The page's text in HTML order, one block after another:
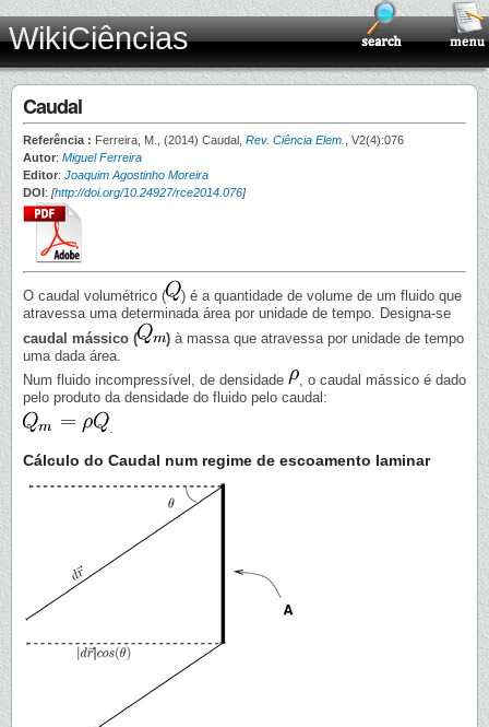
WikiCiências
Caudal
Referência : Ferreira, M., (2014) Caudal, Rev. Ciência Elem.
, V2(4):076
Autor: Miguel Ferreira
Editor: Joaquim Agostinho Moreira
DOI: [http://doi.org/10.24927/rce2014.076]
O caudal volumétrico (
) é a quantidade de volume de um fluido que
atravessa uma determinada área por unidade de tempo. Designa-se
caudal mássico (
) à massa que atravessa por unidade de tempo
uma dada área.
Num fluido incompressível, de densidade
, o caudal mássico é dado
pelo produto da densidade do fluido pelo caudal:
.
Cálculo do Caudal num regime de escoamento laminar